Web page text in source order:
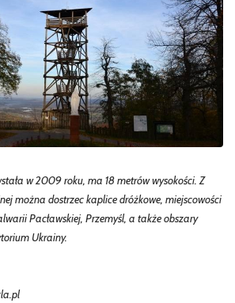
w 2009 roku, ma 18 metrów wysokości. Z
można dostrzec kaplice dróżkowe, miejscowości
Pacławskiej, Przemyśl, a także obszary
Ukrainy.